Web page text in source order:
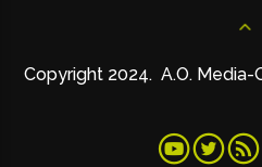
Copyright 2024. A.O. Media-